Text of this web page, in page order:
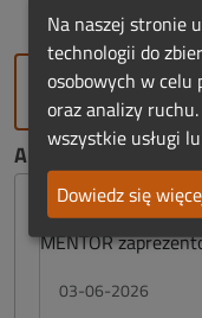
AKTUALNOŚCI
03-06-2026
Na naszej stronie
technologii do
osobowych w
oraz analizy
wszystkie usługi
Dowiedz się